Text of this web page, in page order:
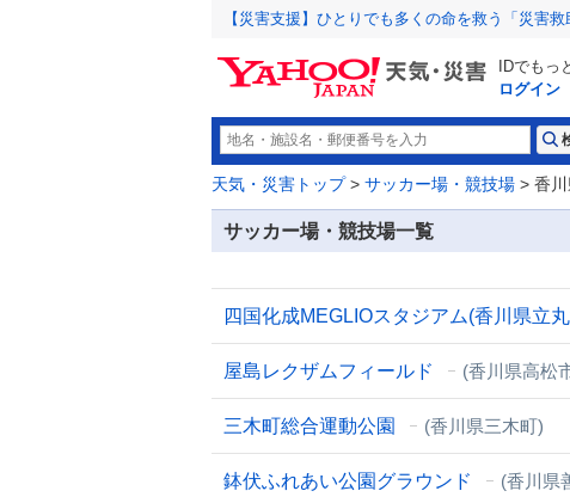
【災害支援】ひとりでも多くの命を救う「災害
IDでもっ
ログイン
天気・災害トップ> サッカー場・競技場 > 香川
サッカー場・競技場一覧
四国化成MEGLIOスタジアム(香川県立
屋島レクザムフィールド (香川県高松
三木町総合運動公園 (香川県三木町)
鉢伏ふれあい公園グラウンド (香川県